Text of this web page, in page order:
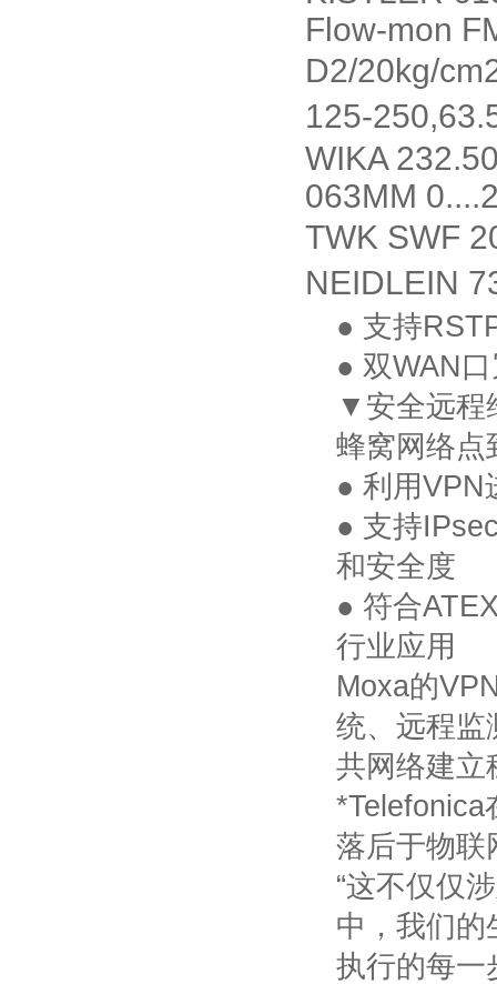
Flow-mon
D2/20kg/
125-
WIKA
063MM
TWK SWF
NEIDLEIN
● 支持
● 双WAN
▼安全远程
蜂窝网络点
● 利用VPN
● 支持
和安全度
● 符合
行业应用
Moxa的
统、远程监
共网络建立
*Telefonica
落后于物联
“这不仅仅
中，我们的
执行的每一